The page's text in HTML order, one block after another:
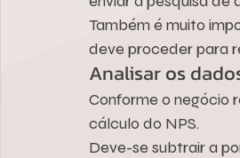
Também é muito
deve proceder para
Analisar os
Conforme o negócio
cálculo do NPS.
Deve-se subtrair a